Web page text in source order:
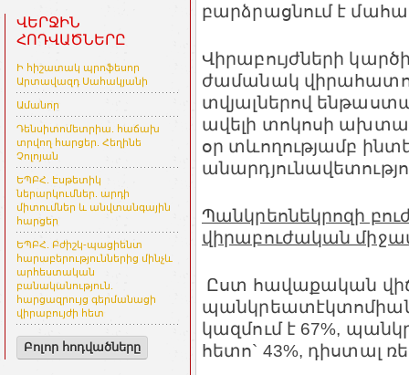
ՎԵՐՋԻՆ
ՀՈԴՎԱԾՆԵՐԸ
Ի հիշատակ պրոֆեսոր
Արտավազդ Սահակյանի
Ամանոր
Դենսիտոմետրիա. հաճախ
տրվող հարցեր. Հեղինե
Չոլոյան
ԵՊԲՀ. Էսթետիկ
ներարկումներ. արդի
միտումներ և անվտանգային
հարցեր
ԵՊԲՀ. Բժիշկ-պացիենտ
հարաբերություններից մինչև
արհեստական
բանականություն.
հարցազրույց գերմանացի
վիրաբույժի հետ
Բոլոր հոդվածները
բարձրացնում է
Վիրաբույժների
ժամանակ
տվյալներով
ավելի տոկոսի
օր տևողությամբ
Պանկրեոնեկրոզի
վիրաբուժական
Ըստ հավաքական
կազմում է 67%,
հետո` 43%, դիստալ